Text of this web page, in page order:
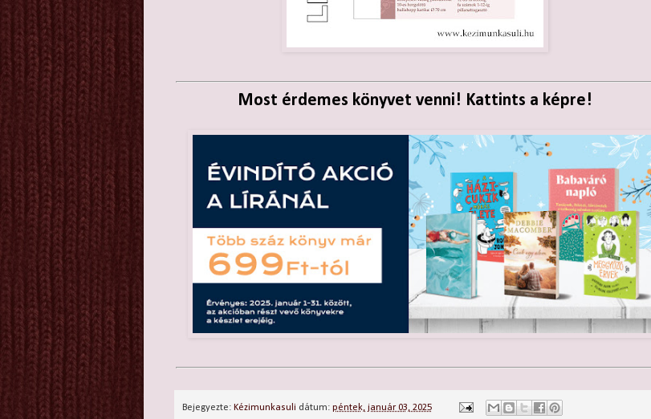
Most érdemes könyvet venni! Kattints a képre!
Bejegyezte: Kézimunkasuli dátum: péntek, január 03, 2025